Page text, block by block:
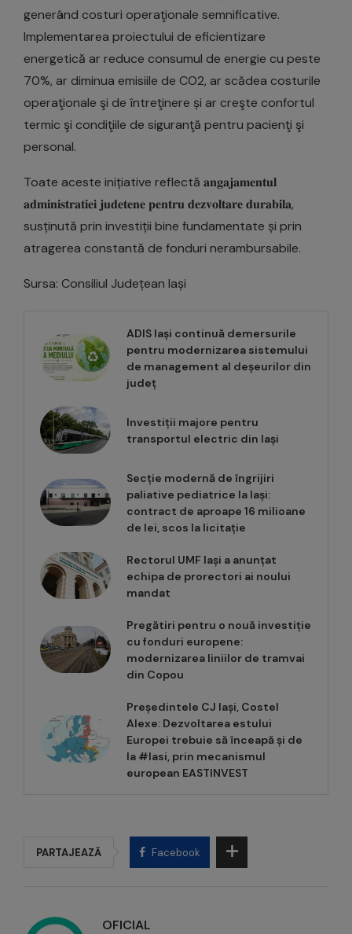
generând costuri operaţionale semnificative.
Implementarea proiectului de eficientizare
energetică ar reduce consumul de energie cu peste
70%, ar diminua emisiile de CO2, ar scădea costurile
operaţionale şi de întreţinere și ar creşte confortul
termic şi condiţiile de siguranţă pentru pacienţi şi
personal.
Toate aceste inițiative reflectă 𝐚𝐧𝐠𝐚𝐣𝐚𝐦𝐞𝐧𝐭𝐮𝐥
𝐚𝐝𝐦𝐢𝐧𝐢𝐬𝐭𝐫𝐚𝐭‌𝐢𝐞𝐢 𝐣𝐮𝐝𝐞𝐭‌𝐞𝐧𝐞 𝐩𝐞𝐧𝐭𝐫𝐮 𝐝𝐞𝐳𝐯𝐨𝐥𝐭𝐚𝐫𝐞 𝐝𝐮𝐫𝐚𝐛𝐢𝐥𝐚‌,
susținută prin investiții bine fundamentate și prin
atragerea constantă de fonduri nerambursabile.
Sursa: Consiliul Județean Iași
ADIS Iași continuă demersurile
pentru modernizarea sistemului
de management al deșeurilor din
județ
Investiții majore pentru
transportul electric din Iași
Secție modernă de îngrijiri
paliative pediatrice la Iași:
contract de aproape 16 milioane
de lei, scos la licitație
Rectorul UMF Iași a anunțat
echipa de prorectori ai noului
mandat
Pregătiri pentru o nouă investiție
cu fonduri europene:
modernizarea liniilor de tramvai
din Copou
Președintele CJ Iași, Costel
Alexe: Dezvoltarea estului
Europei trebuie să înceapă și de
la #Iasi, prin mecanismul
european EASTINVEST
PARTAJEAZĂ Facebook
OFICIAL